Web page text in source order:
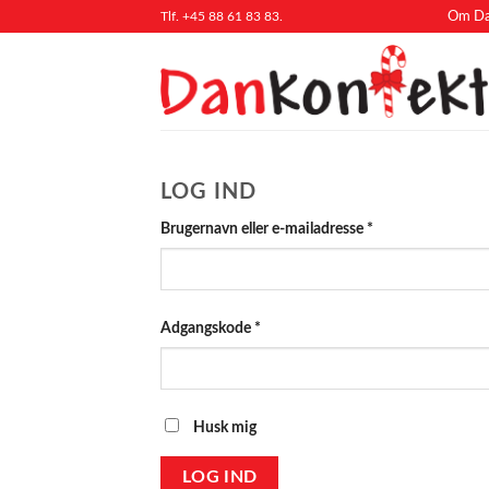
Tlf. +45 88 61 83 83. Om
LOG IND
Brugernavn eller e-mailadresse *
Adgangskode *
Husk mig
LOG IND